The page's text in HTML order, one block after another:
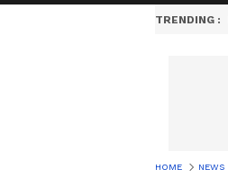
TRENDING :
HOME NEWS